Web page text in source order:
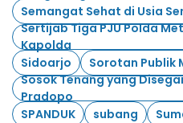
Semangat Sehat di Usia
Sertijab Tiga PJU Polda
Kapolda
Sidoarjo
Sorotan Publik
Sosok Tenang yang
Pradopo
SPANDUK
subang